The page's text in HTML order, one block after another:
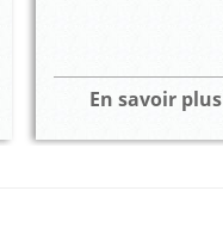
En savoir plus